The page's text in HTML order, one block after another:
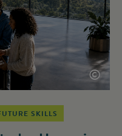
©
SKILLS